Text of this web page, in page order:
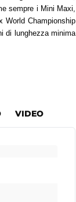
sempre i Mini Maxi,
Championship
di lunghezza minima
VIDEO